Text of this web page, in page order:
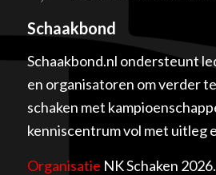
Schaakbond
Schaakbond.nl ondersteunt
en organisatoren om verder
schaken met
kenniscentrum vol met uitleg
Organisatie NK Schaken 2026.